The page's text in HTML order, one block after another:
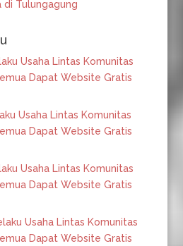
di Tulungagung
Usaha Lintas Komunitas
Dapat Website Gratis
Usaha Lintas Komunitas
Dapat Website Gratis
Usaha Lintas Komunitas
Dapat Website Gratis
Usaha Lintas Komunitas
Dapat Website Gratis